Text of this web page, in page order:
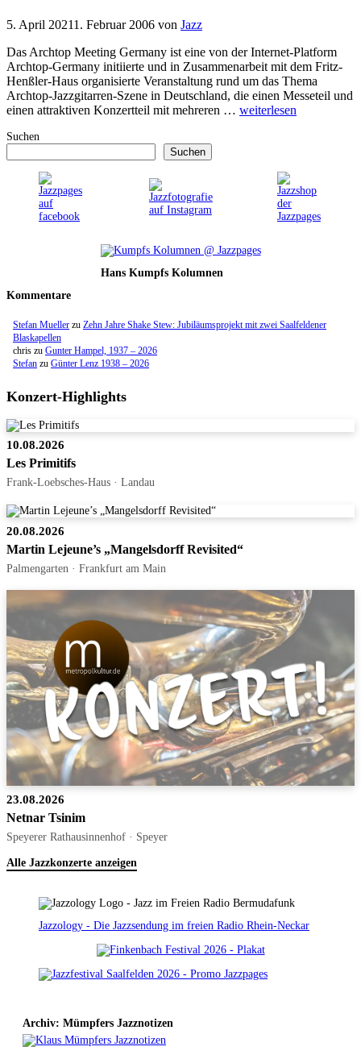
5. April 20211. Februar 2006 von Jazz
Das Archtop Meeting Germany ist eine von der Internet-Platform
Archtop-Germany initiierte und in Zusammenarbeit mit dem Fritz-
Henßler-Haus organisierte Veranstaltung rund um das Thema
Archtop-Jazzgitarren-Szene in Deutschland, die einen Messeteil und
einen attraktiven Konzertteil mit mehreren … weiterlesen
Suchen
Suchen
Hans Kumpfs Kolumnen
Kommentare
Stefan Mueller zu Zehn Jahre Shake Stew: Jubiläumsprojekt mit zwei Saalfeldener
Blaskapellen
chris zu Gunter Hampel, 1937 – 2026
Stefan zu Günter Lenz 1938 – 2026
Konzert-Highlights
10.08.2026
Les Primitifs
Frank-Loebsches-Haus · Landau
20.08.2026
Martin Lejeune’s „Mangelsdorff Revisited“
Palmengarten · Frankfurt am Main
23.08.2026
Netnar Tsinim
Speyerer Rathausinnenhof · Speyer
Alle Jazzkonzerte anzeigen
Jazzology - Die Jazzsendung im freien Radio Rhein-Neckar
Archiv: Mümpfers Jazznotizen